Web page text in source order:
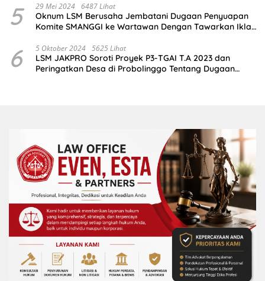
5 29 Mei 2024 6487 Lihat
Oknum LSM Berusaha Jembatani Dugaan Penyuapan
Komite SMANGGI ke Wartawan Dengan Tawarkan Iklan
6 5 Oktober 2024 5625 Lihat
LSM JAKPRO Soroti Proyek P3-TGAI T.A 2023 dan
Peringatkan Desa di Probolinggo Tentang Dugaan